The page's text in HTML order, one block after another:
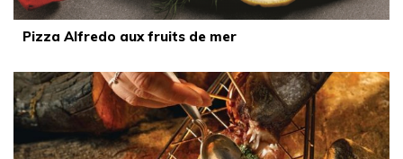
Pizza Alfredo aux fruits de mer